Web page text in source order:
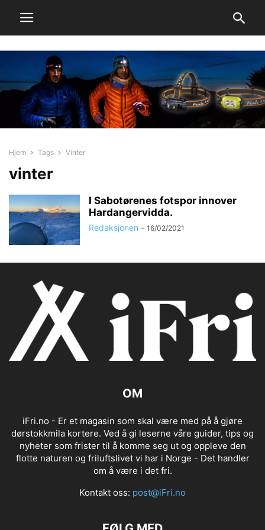
Hjem Tags Vinter
vinter
I Sabotørenes fotspor innover
Hardangervidda.
Redaksjonen - 16/02/2021
OM
iFri.no - Er et magasin som skal være med på å gjøre
dørstokkmila kortere. Ved å gi leserne våre guider, tips og
nyheter som frister til å komme seg ut og oppleve den
flotte naturen og friluftslivet vi har i Norge - Det handler
om å være i det fri.
Kontakt oss: post@iFri.no